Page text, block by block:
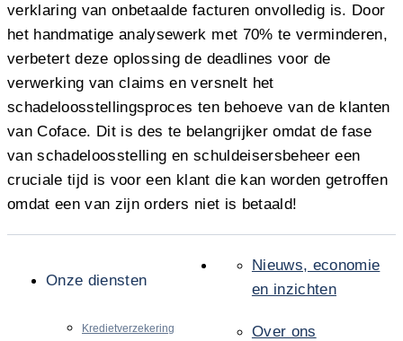
verklaring van onbetaalde facturen onvolledig is. Door
het handmatige analysewerk met 70% te verminderen,
verbetert deze oplossing de deadlines voor de
verwerking van claims en versnelt het
schadeloosstellingsproces ten behoeve van de klanten
van Coface. Dit is des te belangrijker omdat de fase
van schadeloosstelling en schuldeisersbeheer een
cruciale tijd is voor een klant die kan worden getroffen
omdat een van zijn orders niet is betaald!
Onze diensten
Kredietverzekering
Nieuws, economie
en inzichten
Over ons